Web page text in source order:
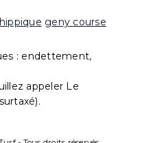
geny course
: endettement,
appeler Le